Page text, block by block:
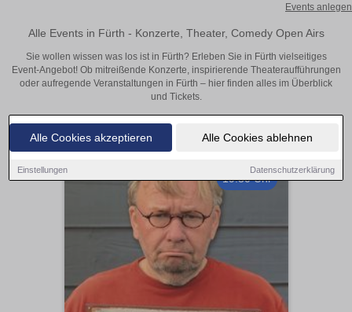
Alle Cookies akzeptieren Alle Cookies ablehnen
Einstellungen Datenschutzerklärung
Events anlegen
Alle Events in Fürth - Konzerte, Theater, Comedy Open Airs
Sie wollen wissen was los ist in Fürth? Erleben Sie in Fürth vielseitiges
Event-Angebot! Ob mitreißende Konzerte, inspirierende Theateraufführungen
oder aufregende Veranstaltungen in Fürth – hier finden alles im Überblick
und Tickets.
19:30 Uhr